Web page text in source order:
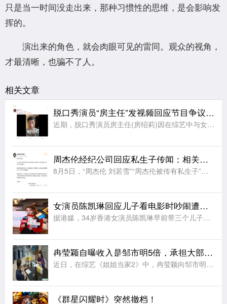
只是当一时间没走出来，那种习惯性的思维，是会影响发
挥的。
演出来的角色，就会肉眼可见的雷同。观众的视角，
才最清晰，也骗不了人。
相关文章
脱口秀演员“房主任”发视频回应节目争议：没有逃避和表演，是真心在节目中求解决方法，请求大家别骂自己女儿
近期，脱口秀演员房主任(房绍莉)因在综艺中与女儿相处时的言行引发争议。8月6日，@临沂房主任 发文回应节目表现，她表示：网友的讨论我都看到了，感谢大家对我们母女的关注，后面节目还会播出更多真实的场面，
周杰伦经纪公司回应私生子传闻：相关网络传闻均属不实信息，纯属恶意造谣
8月5日，“周杰伦 刘若雪”“周杰伦被传有私生子”等相关话题引发广泛关注。8月6日，周杰伦经纪公司杰威尔音乐发布声明：近日，网络上出现关于影射本公司艺人周杰伦的不实报道，引发公众误解。对此，本公司严正
女演员陈凯琳回应儿子看电影时吵闹遭人淋奶油：已经报警备案
据港媒，34岁香港女演员陈凯琳早前带三个儿子看电影时遭网友发文投诉称，三个小孩一直说话打闹，影响其他观众。还有网友爆料说其二儿子不小心踢到前排观众座椅，散场时该观众向陈凯琳儿子头上疑似淋奶油。陈凯琳出
冉莹颖自曝收入是邹市明5倍，承担大部分养家重担，提议按比例设共管账户
近日，在综艺《姐姐当家2》中，冉莹颖向邹市明提议设立“家庭共管账户”，按收入比例承担家庭开销，引发网友热议。在节目中，冉莹颖提出和邹市明按收入比例注入资金用于共同开销，剩余部分各自支配，过上“AA制家
《群星闪耀时》突然撤档！